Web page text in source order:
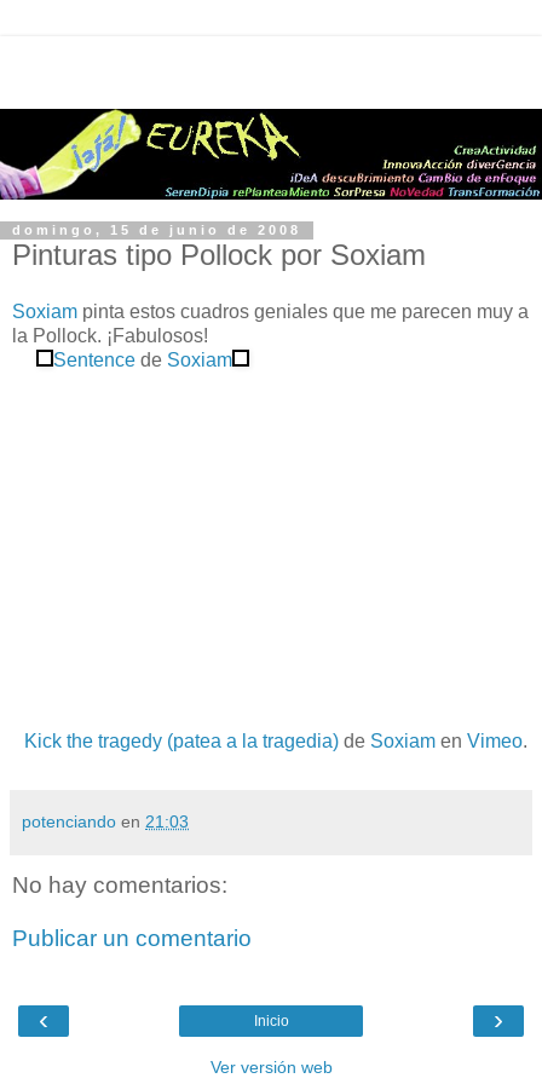
domingo, 15 de junio de 2008
Pinturas tipo Pollock por Soxiam
Soxiam pinta estos cuadros geniales que me parecen muy a
la Pollock. ¡Fabulosos!
Sentence de Soxiam
Kick the tragedy (patea a la tragedia) de Soxiam en Vimeo.
potenciando en 21:03
No hay comentarios:
Publicar un comentario
‹ ›
Inicio
Ver versión web